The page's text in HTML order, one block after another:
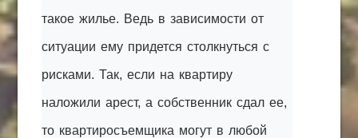
такое жилье. Ведь в зависимости от
ситуации ему придется столкнуться с
рисками. Так, если на квартиру
наложили арест, а собственник сдал ее,
то квартиросъемщика могут в любой